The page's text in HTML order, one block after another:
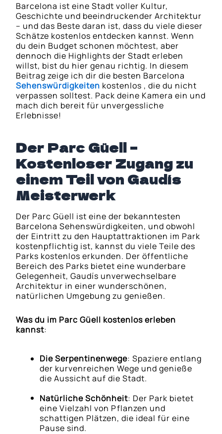
Barcelona ist eine Stadt voller Kultur,
Geschichte und beeindruckender Architektur
– und das Beste daran ist, dass du viele dieser
Schätze kostenlos entdecken kannst. Wenn
du dein Budget schonen möchtest, aber
dennoch die Highlights der Stadt erleben
willst, bist du hier genau richtig. In diesem
Beitrag zeige ich dir die besten Barcelona
Sehenswürdigkeiten kostenlos , die du nicht
verpassen solltest. Pack deine Kamera ein und
mach dich bereit für unvergessliche
Erlebnisse!
Der Parc Güell –
Kostenloser Zugang zu
einem Teil von Gaudís
Meisterwerk
Der Parc Güell ist eine der bekanntesten
Barcelona Sehenswürdigkeiten, und obwohl
der Eintritt zu den Hauptattraktionen im Park
kostenpflichtig ist, kannst du viele Teile des
Parks kostenlos erkunden. Der öffentliche
Bereich des Parks bietet eine wunderbare
Gelegenheit, Gaudís unverwechselbare
Architektur in einer wunderschönen,
natürlichen Umgebung zu genießen.
Was du im Parc Güell kostenlos erleben
kannst:
Die Serpentinenwege: Spaziere entlang
der kurvenreichen Wege und genieße
die Aussicht auf die Stadt.
Natürliche Schönheit: Der Park bietet
eine Vielzahl von Pflanzen und
schattigen Plätzen, die ideal für eine
Pause sind.